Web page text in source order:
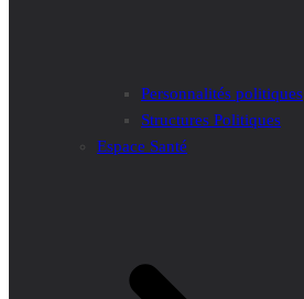
Personnalités politiques
Structures Politiques
Espace Santé